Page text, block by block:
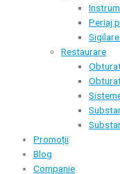
Periaj
Restaurare
Promoții
Blog
Companie